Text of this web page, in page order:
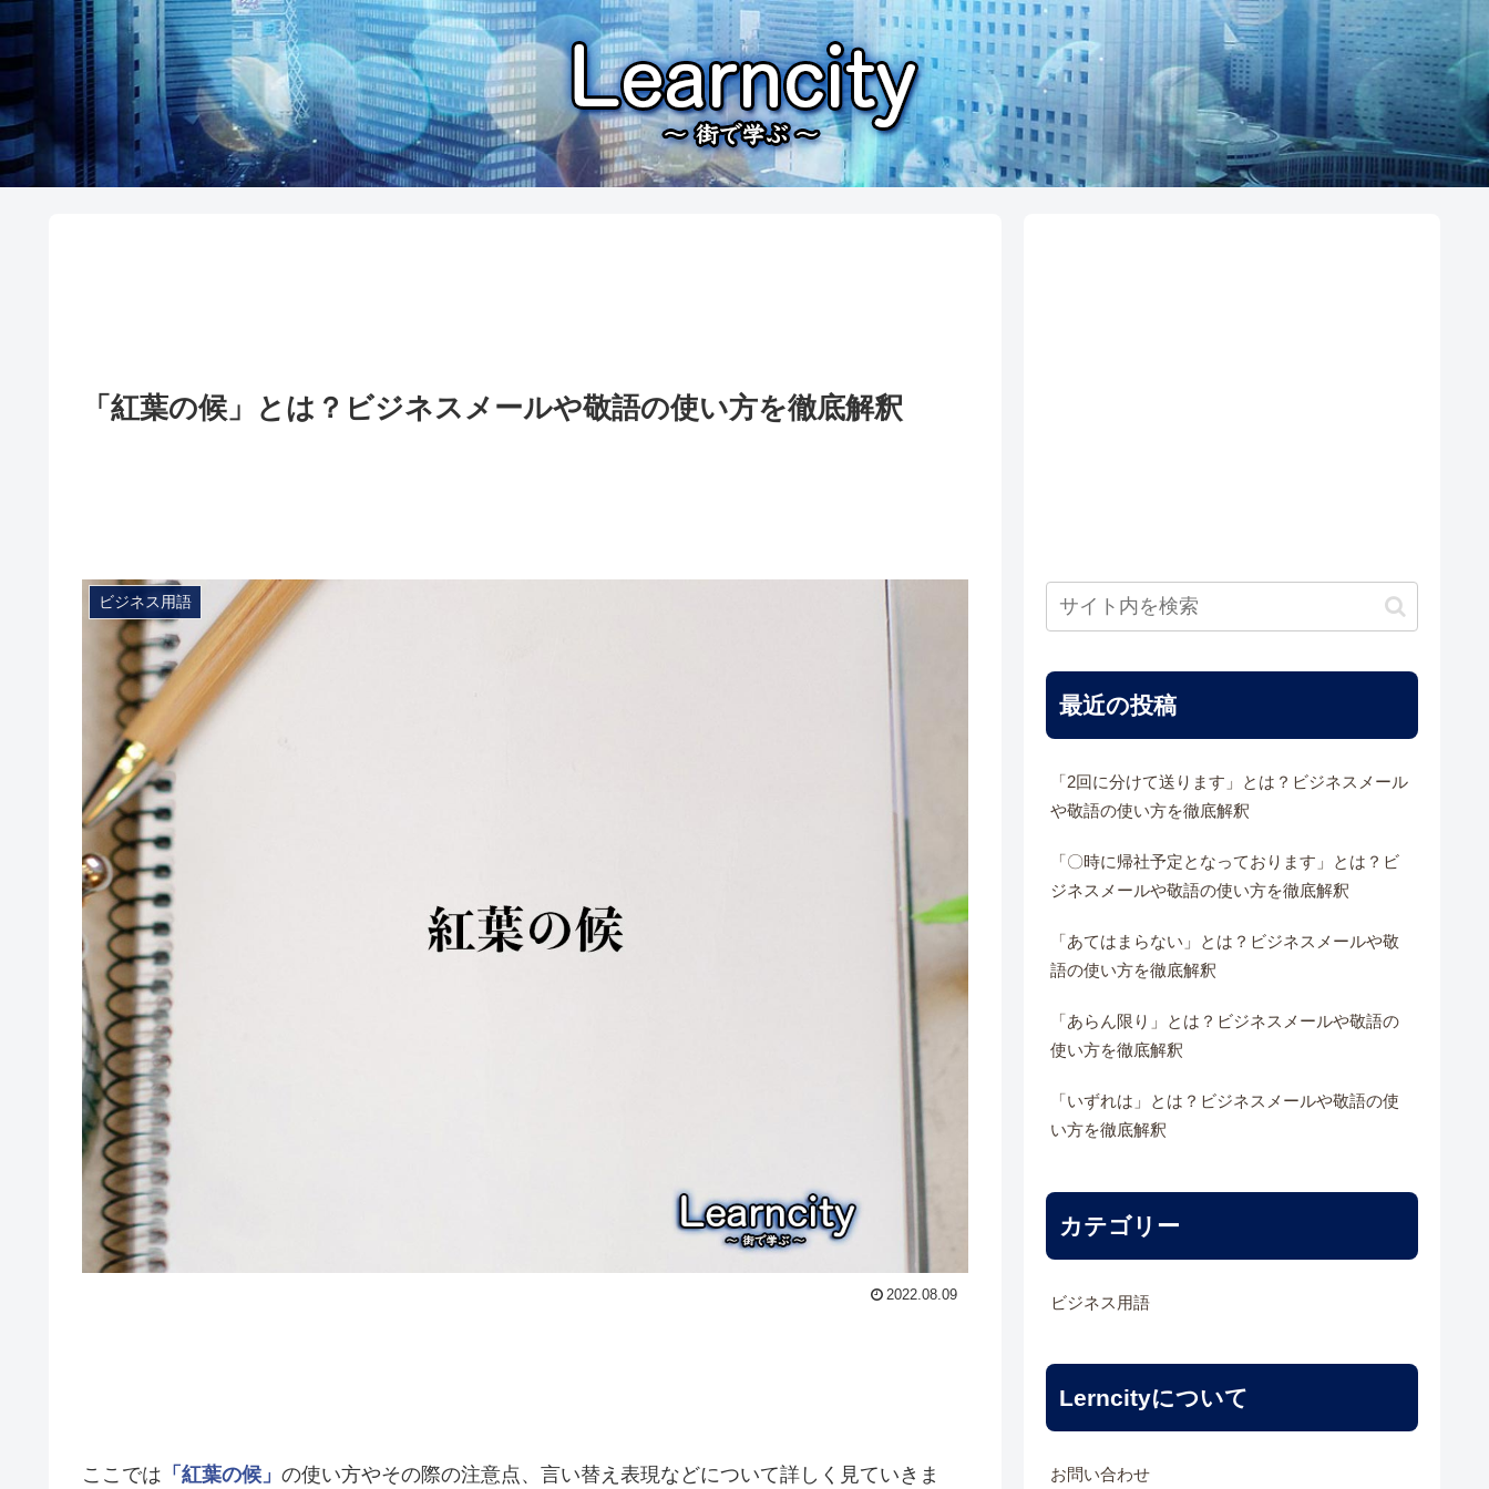
「紅葉の候」とは？ビジネスメールや敬語の使い方を徹底解釈
ビジネス用語
2022.08.09
ここでは 「紅葉の候」 の使い方やその際の注意点、言い替え表現などについて詳しく見ていきま
最近の投稿
「2回に分けて送ります」とは？ビジネスメール
や敬語の使い方を徹底解釈
「〇時に帰社予定となっております」とは？ビ
ジネスメールや敬語の使い方を徹底解釈
「あてはまらない」とは？ビジネスメールや敬
語の使い方を徹底解釈
「あらん限り」とは？ビジネスメールや敬語の
使い方を徹底解釈
「いずれは」とは？ビジネスメールや敬語の使
い方を徹底解釈
カテゴリー
ビジネス用語
Lerncityについて
お問い合わせ